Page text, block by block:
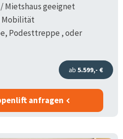
Mietshaus geeignet
Mobilität
Podesttreppe , oder
ab 5.599,- €
anfragen